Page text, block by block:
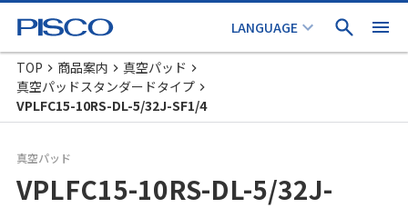
TOP 商品案内
真空パッド
真空パッドスタンダードタイプ
VPLFC15-10RS-DL-5/32J-SF1/4
真空パッド
VPLFC15-10RS-DL-5/32J-